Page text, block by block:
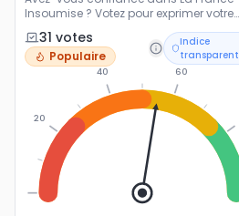
Insoumise ? Votez pour exprimer votre
31 votes
Populaire
Indice
transparent
20
40 60